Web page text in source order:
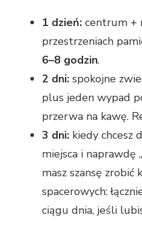
1 dzień: centrum +
przestrzeniach
6–8 godzin.
2 dni: spokojne
plus jeden wypad
przerwa na kawę.
3 dni: kiedy chcesz
miejsca i naprawdę
masz szansę zrobić
spacerowych:
ciągu dnia, jeśli